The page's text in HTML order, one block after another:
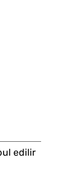
edilir